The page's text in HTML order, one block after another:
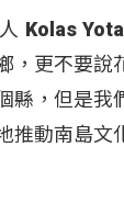
Kolas
，更不要說
縣，但是我
推動南島文